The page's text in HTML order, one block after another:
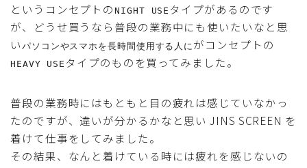
というコンセプトのNIGHT USE タイプがあるのです
が、どうせ買うなら普段の業務中にも使いたいなと思
い パソコンやスマホを長時間使用する人に がコンセプトの
HEAVY USE タイプのものを買ってみました。
普段の業務時にはもともと目の疲れは感じていなかっ
たのですが、違いが分かるかなと思い JINS SCREEN を
着けて仕事をしてみました。
その結果、なんと着けている時には疲れを感じないの